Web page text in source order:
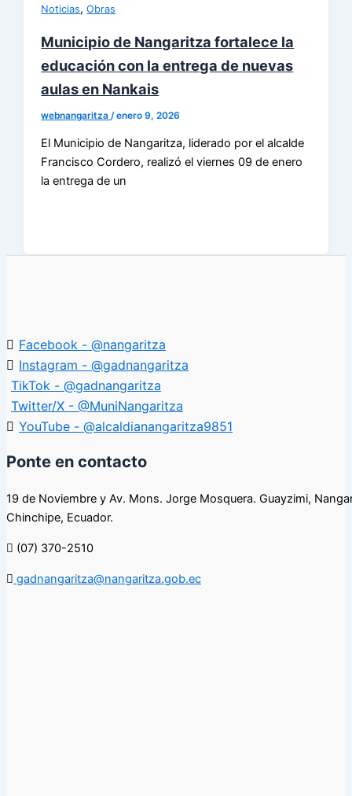
Noticias,Obras
Municipio de Nangaritza fortalece la
educación con la entrega de nuevas
aulas en Nankais
webnangaritza /enero 9, 2026
El Municipio de Nangaritza, liderado por el alcalde
Francisco Cordero, realizó el viernes 09 de enero
la entrega de un
Facebook - @nangaritza
Instagram - @gadnangaritza
TikTok - @gadnangaritza
Twitter/X - @MuniNangaritza
YouTube - @alcaldianangaritza9851
Ponte en contacto
19 de Noviembre y Av. Mons. Jorge Mosquera. Guayzimi,
Chinchipe, Ecuador.
(07) 370-2510
gadnangaritza@nangaritza.gob.ec